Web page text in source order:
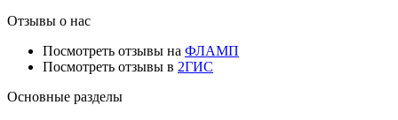
Отзывы о нас
Посмотреть отзывы на ФЛАМП
Посмотреть отзывы в 2ГИС
Основные разделы